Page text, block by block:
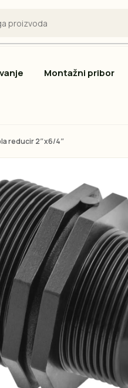
Montažni pribor
reducir 2″x6/4″